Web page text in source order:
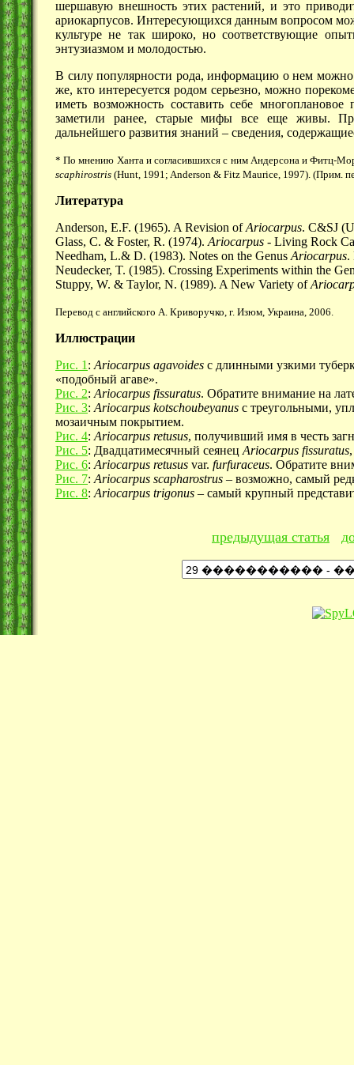
шершавую внешность этих растений, и это
ариокарпусов. Интересующихся данным вопросом
культуре не так широко, но соответствующие
энтузиазмом и молодостью.
В силу популярности рода, информацию о нем
же, кто интересуется родом серьезно, можно
иметь возможность составить себе
заметили ранее, старые мифы все еще живы.
дальнейшего развития знаний – сведения,
* По мнению Ханта и согласившихся с ним Андерсона и Фитц-
scaphirostris (Hunt, 1991; Anderson & Fitz Maurice, 1997). (Прим.
Литература
Anderson, E.F. (1965). A Revision ofAriocarpus. C&SJ
Glass, C. & Foster, R. (1974).Ariocarpus - Living Rock
Needham, L.& D. (1983). Notes on the GenusAriocarpus.
Neudecker, T. (1985). Crossing Experiments within the
Stuppy, W. & Taylor, N. (1989). A New Variety of
Перевод с английского А. Криворучко, г. Изюм, Украина, 2006.
Иллюстрации
Рис. 1:Ariocarpus agavoides с длинными узкими
«подобный агаве».
Рис. 2:Ariocarpus fissuratus. Обратите внимание на
Рис. 3:Ariocarpus kotschoubeyanus с треугольными,
мозаичным покрытием.
Рис. 4:Ariocarpus retusus, получивший имя в честь
Рис. 5: Двадцатимесячный сеянецAriocarpus fissuratus
Рис. 6:Ariocarpus retusus var. furfuraceus. Обратите
Рис. 7:Ariocarpus scapharostrus – возможно, самый
Рис. 8:Ariocarpus trigonus – самый крупный
предыдущая статья